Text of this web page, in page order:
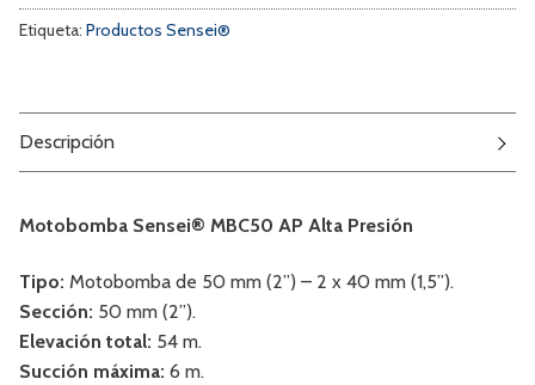
Etiqueta: Productos Sensei®
Descripción
Motobomba Sensei® MBC50 AP Alta Presión
Tipo: Motobomba de 50 mm (2’’) – 2 x 40 mm (1,5”).
Sección: 50 mm (2’’).
Elevación total: 54 m.
Succión máxima: 6 m.